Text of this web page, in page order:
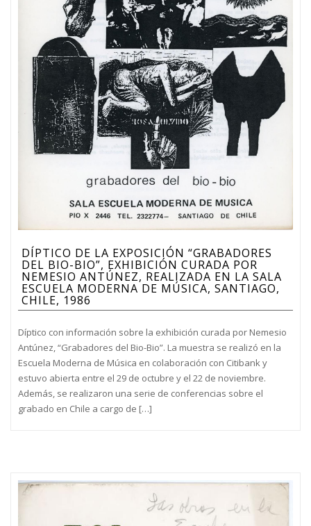
DÍPTICO DE LA EXPOSICIÓN “GRABADORES
DEL BIO-BIO”, EXHIBICIÓN CURADA POR
NEMESIO ANTÚNEZ, REALIZADA EN LA SALA
ESCUELA MODERNA DE MÚSICA, SANTIAGO,
CHILE, 1986
Díptico con información sobre la exhibición curada por Nemesio
Antúnez, “Grabadores del Bio-Bio”. La muestra se realizó en la
Escuela Moderna de Música en colaboración con Citibank y
estuvo abierta entre el 29 de octubre y el 22 de noviembre.
Además, se realizaron una serie de conferencias sobre el
grabado en Chile a cargo de […]